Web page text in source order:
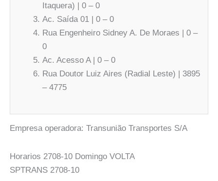
Itaquera) | 0 – 0
Ac. Saída 01 | 0 – 0
Rua Engenheiro Sidney A. De Moraes | 0 –
0
Ac. Acesso A | 0 – 0
Rua Doutor Luiz Aires (Radial Leste) | 3895
– 4775
Empresa operadora: Transunião Transportes S/A
Horarios 2708-10 Domingo VOLTA
SPTRANS 2708-10